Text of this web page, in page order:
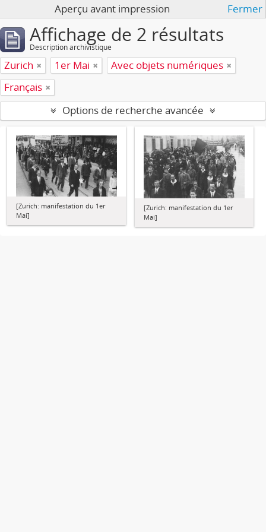
Aperçu avant impression Fermer
Affichage de 2 résultats
Description archivistique
Zurich 1er Mai
Avec objets numériques
Français
Options de recherche avancée
[Zurich: manifestation du 1er
Mai]
[Zurich: manifestation du 1er
Mai]